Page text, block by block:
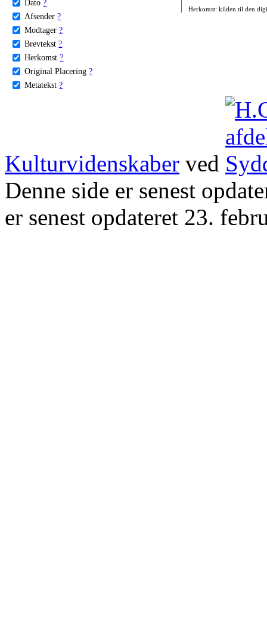
Dato ?
Afsender ?
Modtager ?
Brevtekst ?
Herkomst ?
Original Placering ?
Metatekst ?
Herkomst: kilden til den
Kulturvidenskaber ved
Denne side er senest
er senest opdateret 23.